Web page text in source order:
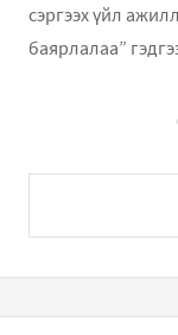
сэргээх үйл
баярлалаа”